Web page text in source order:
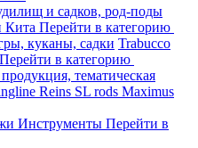
и садков, род-поды
Кита Перейти в категорию
куканы, садки Trabucco
Перейти в категорию
тематическая
Reins SL rods Maximus
Инструменты Перейти в